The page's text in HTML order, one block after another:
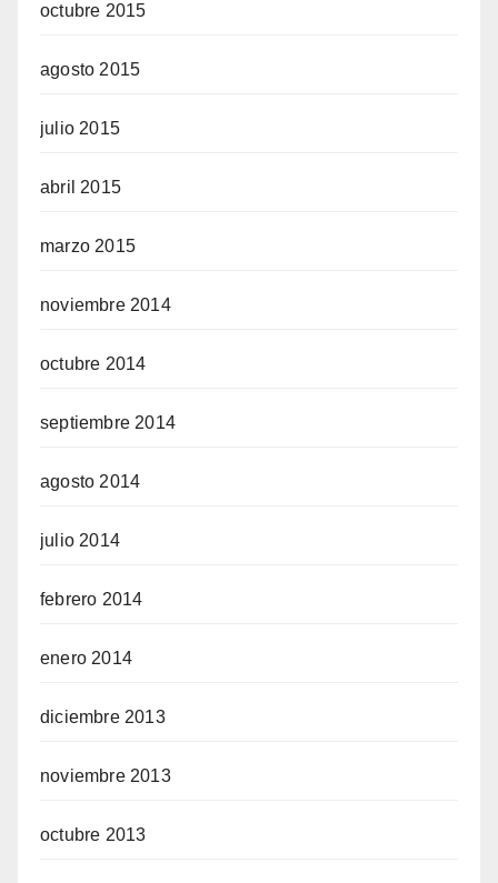
octubre 2015
agosto 2015
julio 2015
abril 2015
marzo 2015
noviembre 2014
octubre 2014
septiembre 2014
agosto 2014
julio 2014
febrero 2014
enero 2014
diciembre 2013
noviembre 2013
octubre 2013